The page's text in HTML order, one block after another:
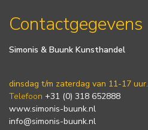
Contactgegevens
Simonis & Buunk Kunsthandel
dinsdag t/m zaterdag van 11-17 uur.
Telefoon +31 (0) 318 652888
www.simonis-buunk.nl
info@simonis-buunk.nl